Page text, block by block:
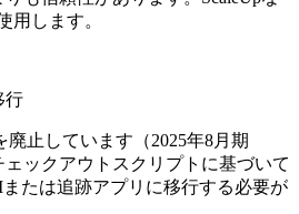
用します。
行
廃止しています（2025年8月期
ックアウトスクリプトに基づいて
または追跡アプリに移行する必要が